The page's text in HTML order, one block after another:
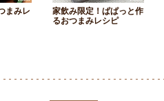
まみレ
家飲み限定！ぱぱっと作
るおつまみレシピ